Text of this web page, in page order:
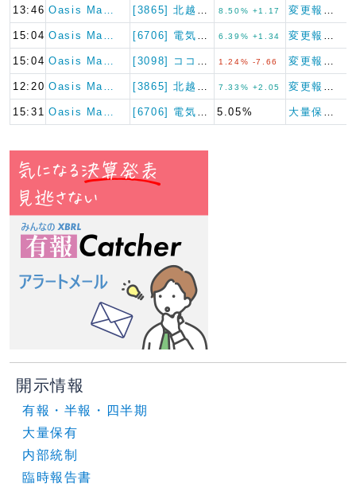
13:46 Oasis Ma… 8.50% +1.17
15:04 Oasis Ma… 6.39% +1.34
15:04 Oasis Ma… 1.24% -7.66
12:20 Oasis Ma… 7.33% +2.05
15:31 Oasis Ma… 5.05%
開示情報
有報・半報・四半期
大量保有
内部統制
臨時報告書